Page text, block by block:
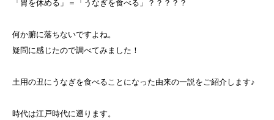
「胃を休める」＝「うなぎを食べる」？？？？？
何か腑に落ちないですよね。
疑問に感じたので調べてみました！
土用の丑にうなぎを食べることになった由来の一説をご紹介します♪
時代は江戸時代に遡ります。